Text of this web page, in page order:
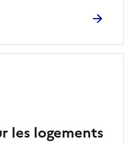
les logements